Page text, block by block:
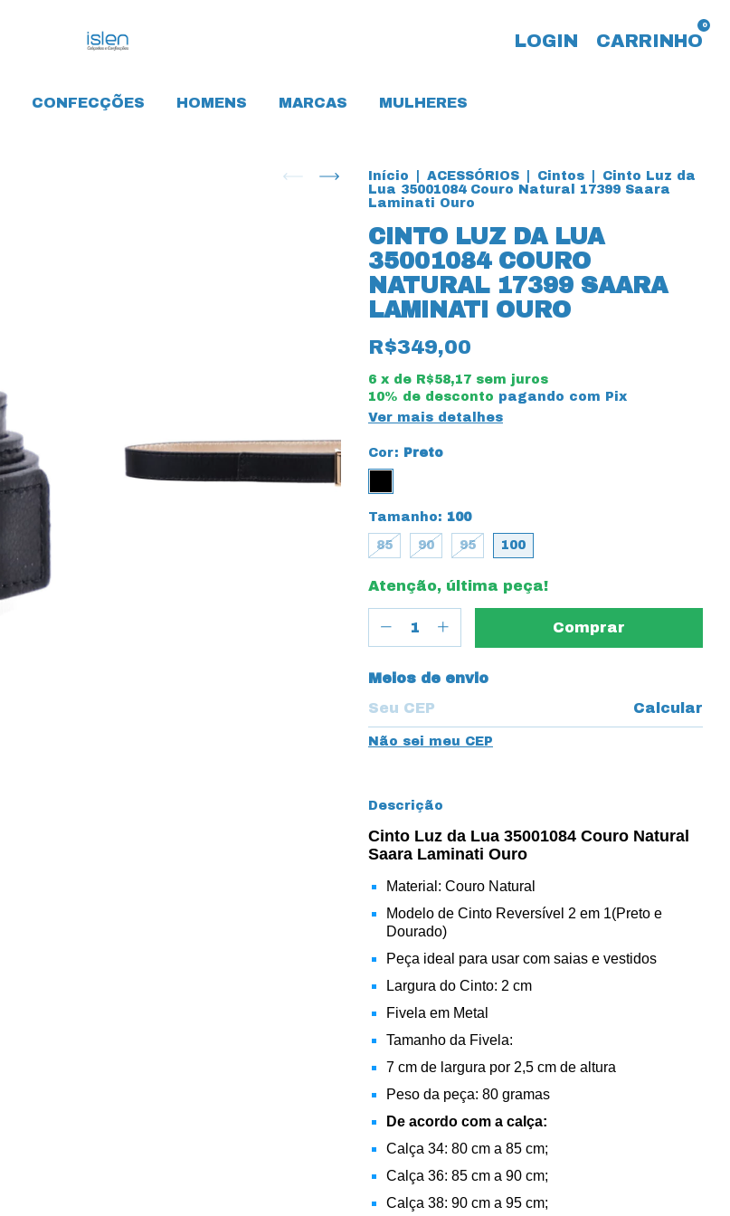
LOGIN CARRINHO
0
CONFECÇÕES HOMENS MARCAS MULHERES
Início ACESSÓRIOS Cintos
Cinto Luz da
Lua 35001084 Couro Natural 17399 Saara
Laminati Ouro
CINTO LUZ DA LUA
35001084 COURO
NATURAL 17399 SAARA
LAMINATI OURO
R$349,00
6 x de R$58,17 sem juros
10% de desconto pagando com Pix
Ver mais detalhes
Cor: Preto
Tamanho: 100
85 90 95 100
Atenção, última peça!
Entregas para o CEP:
Meios de envio
Calcular
Não sei meu CEP
Descrição
Cinto Luz da Lua 35001084 Couro Natural
Saara Laminati Ouro
Material: Couro Natural
Modelo de Cinto Reversível 2 em 1(Preto e
Dourado)
Peça ideal para usar com saias e vestidos
Largura do Cinto: 2 cm
Fivela em Metal
Tamanho da Fivela:
7 cm de largura por 2,5 cm de altura
Peso da peça: 80 gramas
De acordo com a calça:
Calça 34: 80 cm a 85 cm;
Calça 36: 85 cm a 90 cm;
Calça 38: 90 cm a 95 cm;